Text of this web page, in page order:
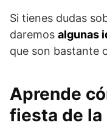
Si tienes dudas
daremos algunas
que son bastante
Aprende
fiesta de la